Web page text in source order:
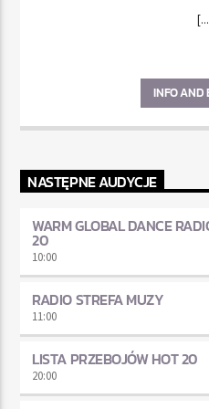
INFO AND
NASTĘPNE AUDYCJE
WARM GLOBAL DANCE
20
10:00
RADIO STREFA MUZY
11:00
LISTA PRZEBOJÓW HOT 20
20:00